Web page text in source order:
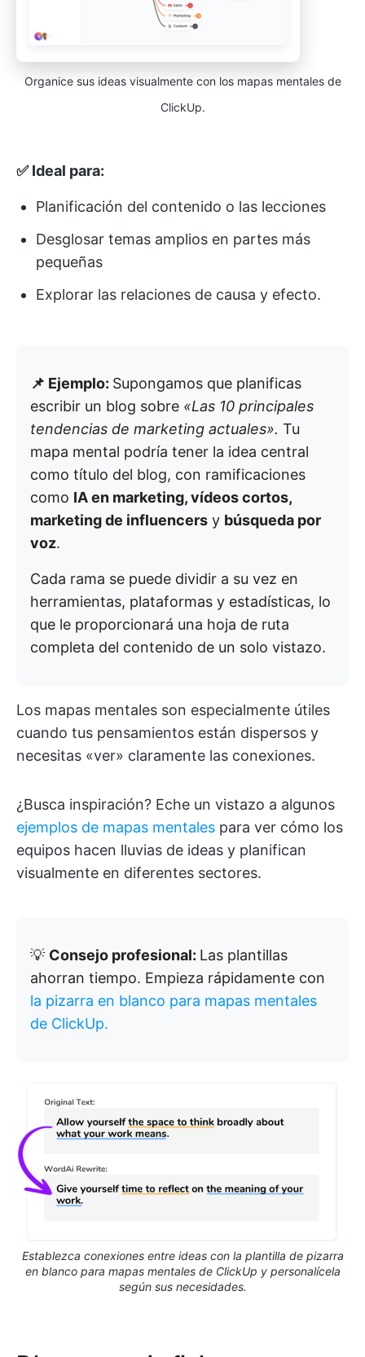
Organice sus ideas visualmente con los mapas mentales de
ClickUp.
✅ Ideal para:
Planificación del contenido o las lecciones
Desglosar temas amplios en partes más
pequeñas
Explorar las relaciones de causa y efecto.
📌 Ejemplo: Supongamos que planificas
escribir un blog sobre «Las 10 principales
tendencias de marketing actuales». Tu
mapa mental podría tener la idea central
como título del blog, con ramificaciones
como IA en marketing, vídeos cortos,
marketing de influencers y búsqueda por
voz.
Cada rama se puede dividir a su vez en
herramientas, plataformas y estadísticas, lo
que le proporcionará una hoja de ruta
completa del contenido de un solo vistazo.
Los mapas mentales son especialmente útiles
cuando tus pensamientos están dispersos y
necesitas «ver» claramente las conexiones.
¿Busca inspiración? Eche un vistazo a algunos
ejemplos de mapas mentales para ver cómo los
equipos hacen lluvias de ideas y planifican
visualmente en diferentes sectores.
💡 Consejo profesional: Las plantillas
ahorran tiempo. Empieza rápidamente con
la pizarra en blanco para mapas mentales
de ClickUp.
Establezca conexiones entre ideas con la plantilla de pizarra
en blanco para mapas mentales de ClickUp y personalícela
según sus necesidades.